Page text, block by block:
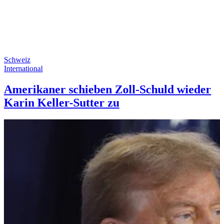
Schweiz
International
Amerikaner schieben Zoll-Schuld wieder
Karin Keller-Sutter zu